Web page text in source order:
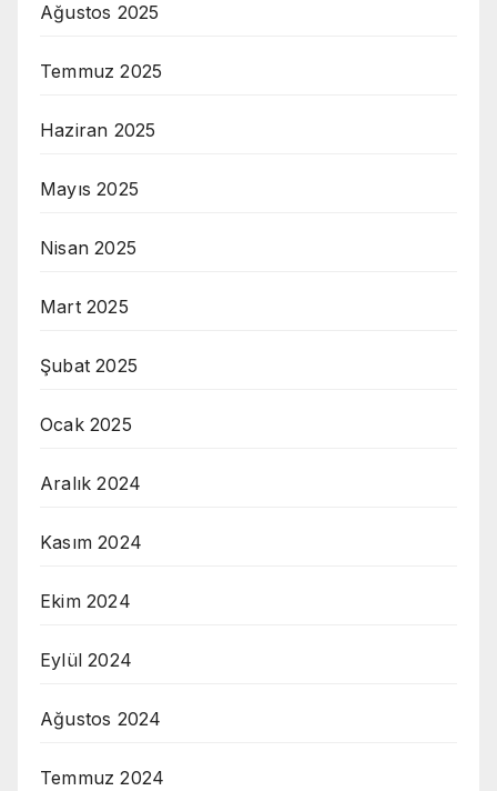
Ağustos 2025
Temmuz 2025
Haziran 2025
Mayıs 2025
Nisan 2025
Mart 2025
Şubat 2025
Ocak 2025
Aralık 2024
Kasım 2024
Ekim 2024
Eylül 2024
Ağustos 2024
Temmuz 2024